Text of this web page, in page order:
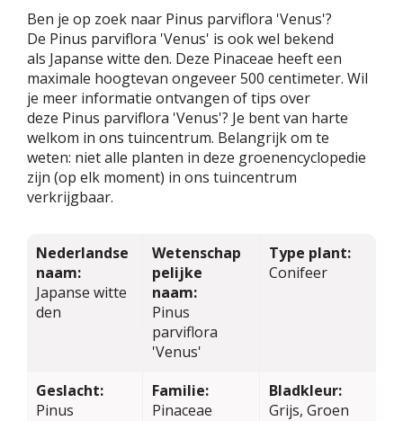
Ben je op zoek naar Pinus parviflora 'Venus'?
De Pinus parviflora 'Venus' is ook wel bekend
als Japanse witte den. Deze Pinaceae heeft een
maximale hoogtevan ongeveer 500 centimeter. Wil
je meer informatie ontvangen of tips over
deze Pinus parviflora 'Venus'? Je bent van harte
welkom in ons tuincentrum. Belangrijk om te
weten: niet alle planten in deze groenencyclopedie
zijn (op elk moment) in ons tuincentrum
verkrijgbaar.
Nederlandse
naam:
Japanse witte
den
Wetenschap
pelijke
naam:
Pinus
parviflora
'Venus'
Type plant:
Conifeer
Geslacht:
Pinus
Familie:
Pinaceae
Bladkleur:
Grijs, Groen